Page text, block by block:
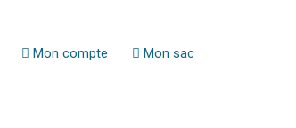
Mon compte Mon sac